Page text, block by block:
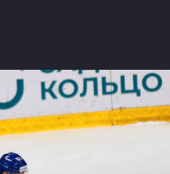
Трактор
Интернет-магазин
Фотобанк